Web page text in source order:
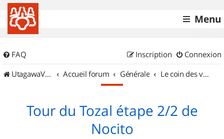
Menu
FAQ Connexion
Inscription
UtagawaVTT (Randos VTT et VTTAE avec traces GPS)
Accueil forum Générale Le coin des vidéastes
Tour du Tozal étape 2/2 de
Nocito